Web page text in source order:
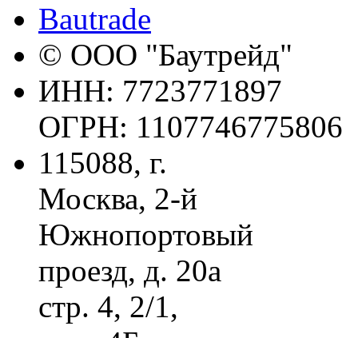
Bautrade
© ООО "Баутрейд"
ИНН: 7723771897
ОГРН: 1107746775806
115088, г.
Москва, 2-й
Южнопортовый
проезд, д. 20а
стр. 4, 2/1,